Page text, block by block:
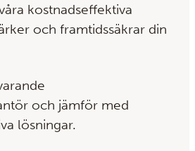
kostnadseffektiva
och framtidssäkrar din
och jämför med
lösningar.